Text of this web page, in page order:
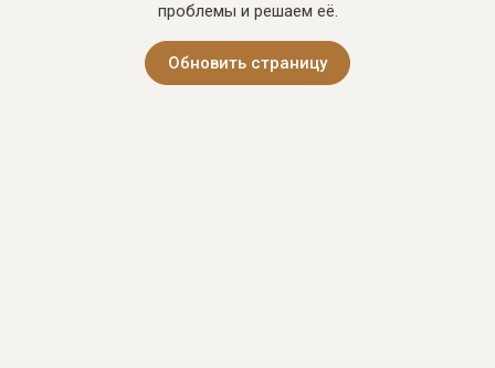
проблемы и решаем её.
Обновить страницу